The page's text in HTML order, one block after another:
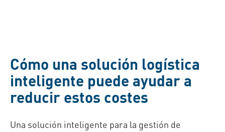
Cómo una solución logística
inteligente puede ayudar a
reducir estos costes
Una solución inteligente para la gestión de